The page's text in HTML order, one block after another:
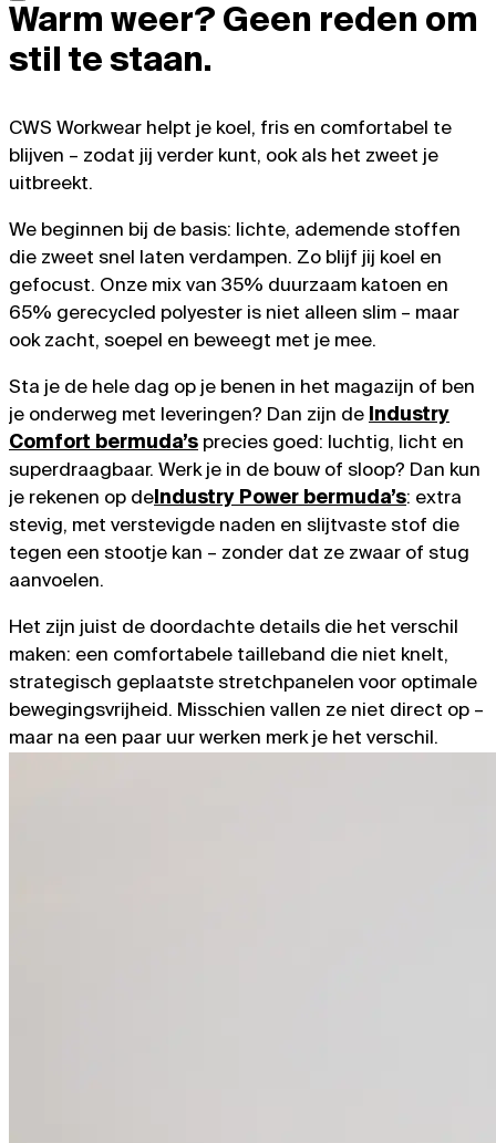
Warm weer? Geen reden om
stil te staan.
CWS Workwear helpt je koel, fris en comfortabel te
blijven – zodat jij verder kunt, ook als het zweet je
uitbreekt.
We beginnen bij de basis: lichte, ademende stoffen
die zweet snel laten verdampen. Zo blijf jij koel en
gefocust. Onze mix van 35% duurzaam katoen en
65% gerecycled polyester is niet alleen slim – maar
ook zacht, soepel en beweegt met je mee.
Sta je de hele dag op je benen in het magazijn of ben
je onderweg met leveringen? Dan zijn de Industry
Comfort bermuda’s precies goed: luchtig, licht en
superdraagbaar. Werk je in de bouw of sloop? Dan kun
je rekenen op de Industry Power bermuda’s: extra
stevig, met verstevigde naden en slijtvaste stof die
tegen een stootje kan – zonder dat ze zwaar of stug
aanvoelen.
Het zijn juist de doordachte details die het verschil
maken: een comfortabele tailleband die niet knelt,
strategisch geplaatste stretchpanelen voor optimale
bewegingsvrijheid. Misschien vallen ze niet direct op –
maar na een paar uur werken merk je het verschil.